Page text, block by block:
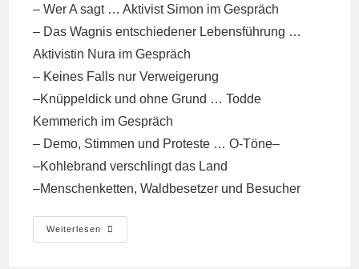
–Wer A sagt … Aktivist Simon im Gespräch
– Das Wagnis entschiedener Lebensführung …
Aktivistin Nura im Gespräch
– Keines Falls nur Verweigerung
–Knüppeldick und ohne Grund … Todde
Kemmerich im Gespräch
– Demo, Stimmen und Proteste … O-Töne–
–Kohlebrand verschlingt das Land
–Menschenketten, Waldbesetzer und Besucher
Weiterlesen
Interviews
Und